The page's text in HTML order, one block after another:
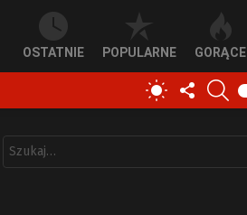
OSTATNIE POPULARNE GORĄCE
PRZEŁĄCZ
SKÓRKĘ
OBSERWUJ
NAS